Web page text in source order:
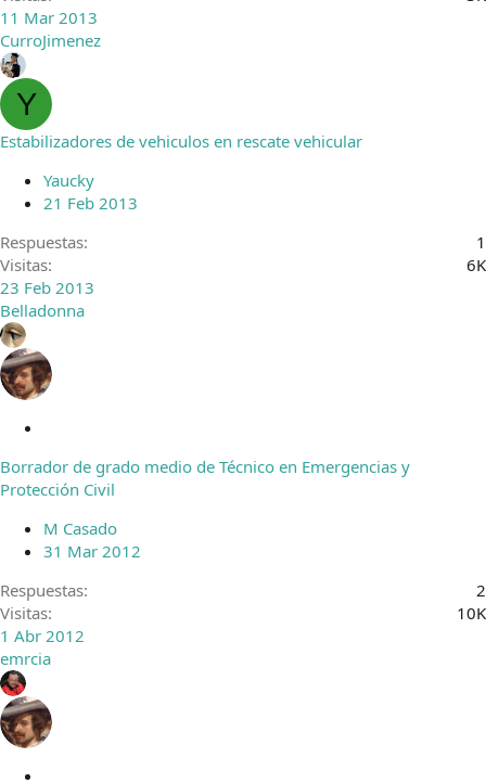
11 Mar 2013
CurroJimenez
Y
Estabilizadores de vehiculos en rescate vehicular
Yaucky
21 Feb 2013
Respuestas
1
Visitas
6K
23 Feb 2013
Belladonna
r
r
d
o
Borrador de grado medio de Técnico en Emergencias y
Protección Civil
M Casado
31 Mar 2012
Respuestas
2
Visitas
10K
1 Abr 2012
emrcia